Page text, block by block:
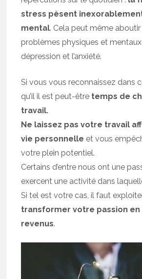
stress pèsent
mental. Cela peut même aboutir
problèmes physiques et
dépression et l’anxiété.
Si vous vous reconnaissez dans
qu’il il est peut-être temps de
travail.
Ne laissez pas votre travail
vie personnelle et vous
votre plein potentiel.
Certains d’entre nous ont une
exercent une activité dans
Si tel est votre cas, il faut
transformer votre passion en
revenus.